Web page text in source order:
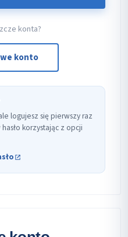
konta?
konto
logujesz się pierwszy raz
korzystając z opcji